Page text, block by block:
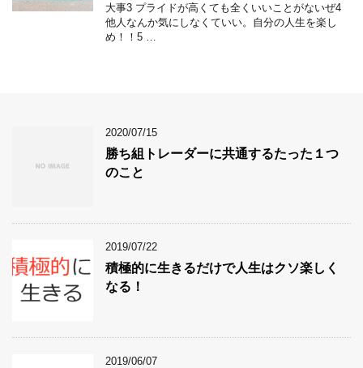
大事3 プライドが高くても全くいいことがないぜ4
他人なんか気にしなくていい。自分の人生を楽し
め！！5 …
2020/07/15
勝ち組トレーダーに共通するたった１つ
のこと
2019/07/22
積極的に生きるだけで人生はクソ楽しく
なる！
2019/06/07